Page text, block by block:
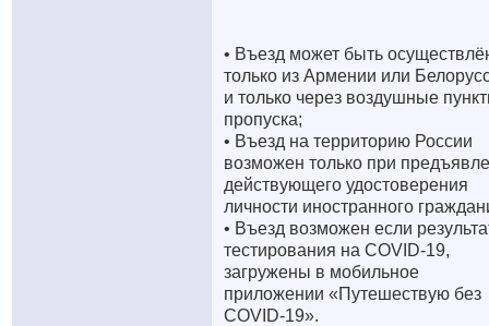
• Въезд может быть
только из Армении или
и только через воздушные
пропуска;
• Въезд на территорию России
возможен только при
действующего удостоверения
личности иностранного
• Въезд возможен если
тестирования на COVID-19,
загружены в мобильное
приложении «Путешествую без
COVID-19».